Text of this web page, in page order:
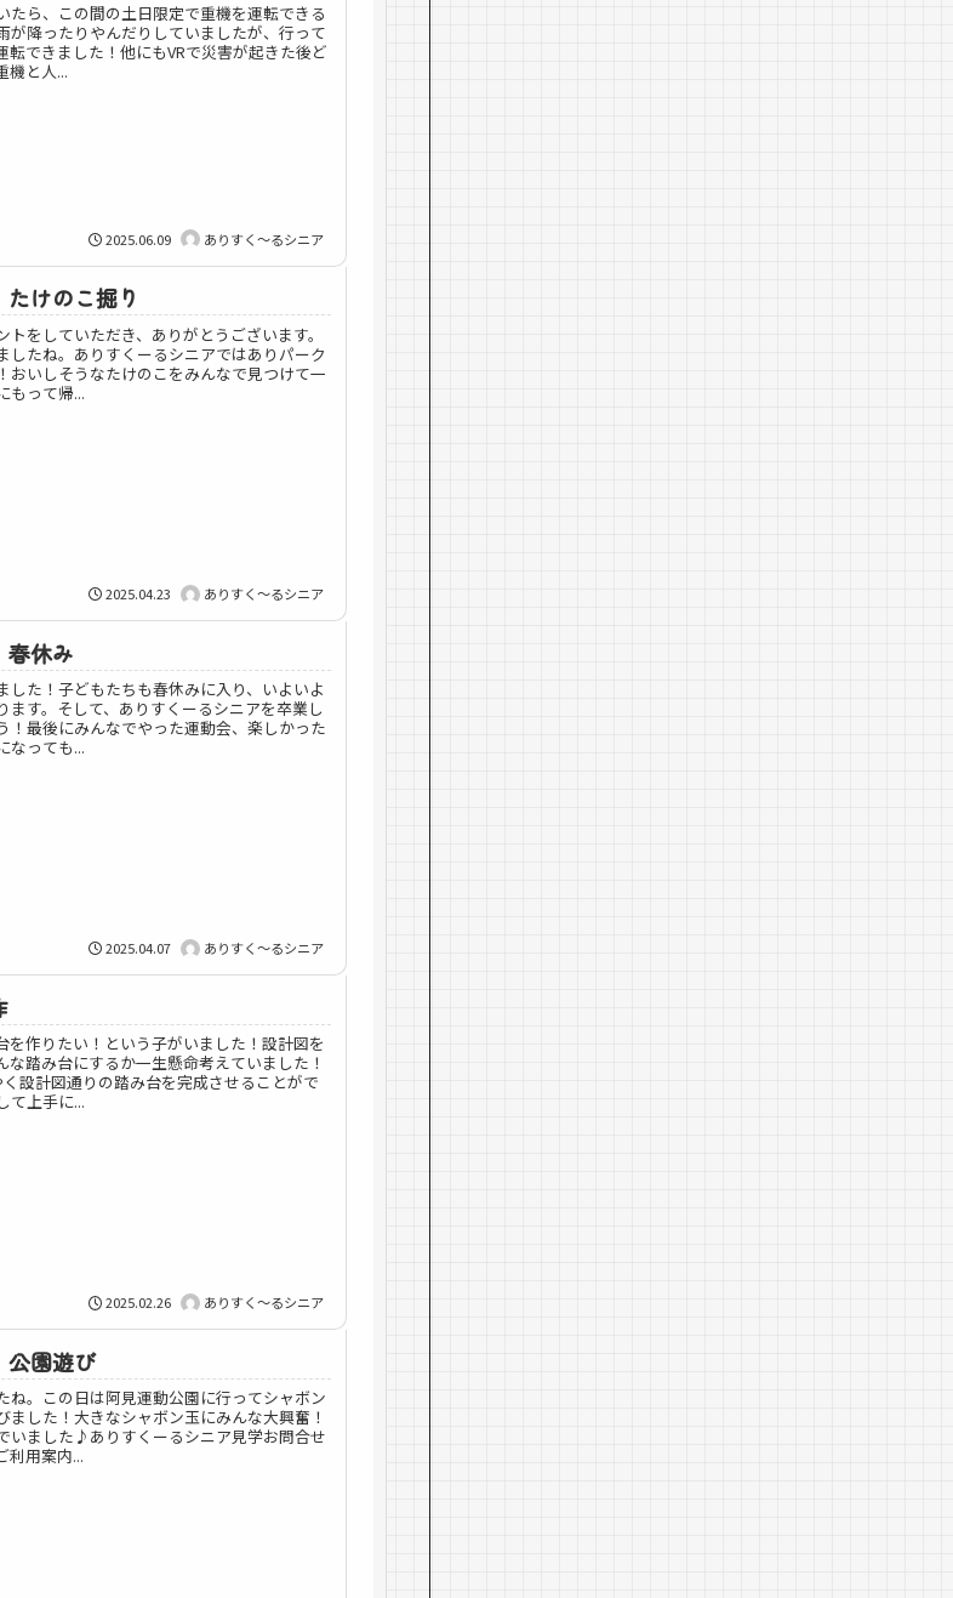
たら、この間の土日限定で重機を運転できる
が降ったりやんだりしていましたが、行って
転できました！他にもVRで災害が起きた後ど
機と人...
2025.06.09 ありすく～るシニア
けのこ掘り
をしていただき、ありがとうございます。
したね。ありすくーるシニアではありパーク
おいしそうなたけのこをみんなで見つけて一
もって帰...
2025.04.23 ありすく～るシニア
休み
した！子どもたちも春休みに入り、いよいよ
ます。そして、ありすくーるシニアを卒業し
！最後にみんなでやった運動会、楽しかった
なっても...
2025.04.07 ありすく～るシニア
を作りたい！という子がいました！設計図を
踏み台にするか一生懸命考えていました！
設計図通りの踏み台を完成させることがで
て上手に...
2025.02.26 ありすく～るシニア
園遊び
ね。この日は阿見運動公園に行ってシャボン
した！大きなシャボン玉にみんな大興奮！
いました♪ありすくーるシニア見学お問合せ
利用案内...